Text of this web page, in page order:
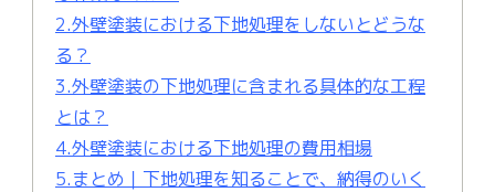
2.外壁塗装における下地処理をしないとどうな
る？
3.外壁塗装の下地処理に含まれる具体的な工程
とは？
4.外壁塗装における下地処理の費用相場
5.まとめ｜下地処理を知ることで、納得のいく